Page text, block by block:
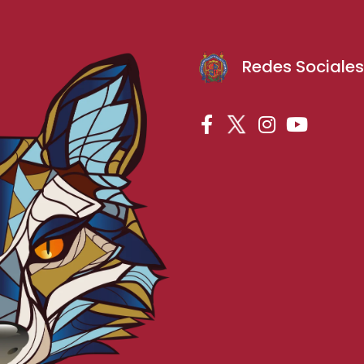
Redes Sociales